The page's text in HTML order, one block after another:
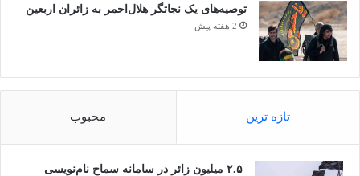
توصیه‌های یک نجاتگر هلال‌احمر به زائران اربعین
2 هفته پیش
تازه ترین محبوب
۲.۵ میلیون زائر در سامانه سماح نام‌نویسی